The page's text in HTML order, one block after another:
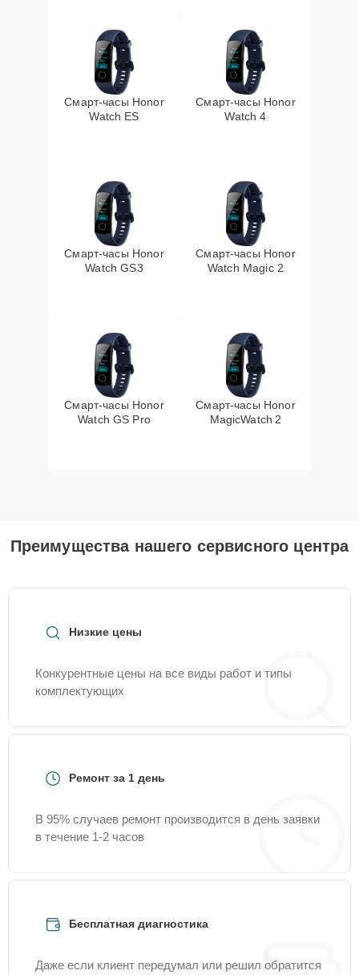
Смарт-часы Honor
Watch ES
Смарт-часы Honor
Watch 4
Смарт-часы Honor
Watch GS3
Смарт-часы Honor
Watch Magic 2
Смарт-часы Honor
Watch GS Pro
Смарт-часы Honor
MagicWatch 2
Преимущества нашего сервисного центра
Низкие цены
Конкурентные цены на все виды работ и типы
комплектующих
Ремонт за 1 день
В 95% случаев ремонт производится в день заявки
в течение 1-2 часов
Бесплатная диагностика
Даже если клиент передумал или решил обратится